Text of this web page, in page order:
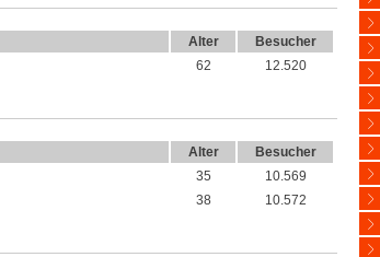
Alter
Besucher
62 12.520
Alter
Besucher
35
10.569
38 10.572